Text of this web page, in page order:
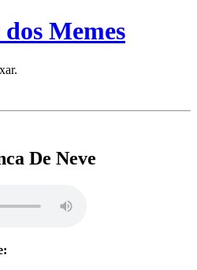
dos Memes
De Neve